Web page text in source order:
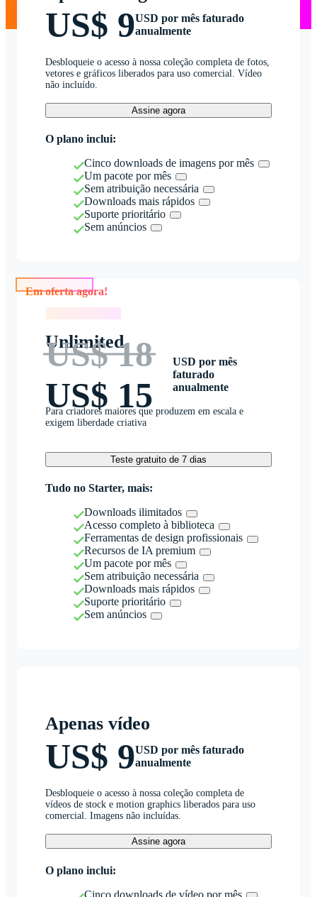
US$ 9USD por mês faturado
anualmente
Desbloqueie o acesso à nossa coleção completa de fotos,
vetores e gráficos liberados para uso comercial. Vídeo
não incluído.
Assine agora
O plano inclui:
Cinco downloads de imagens por mês
Um pacote por mês
Sem atribuição necessária
Downloads mais rápidos
Suporte prioritário
Sem anúncios
Unlimited
US$ 18
US$ 15
USD por mês
faturado
anualmente
Para criadores maiores que produzem em escala e
exigem liberdade criativa
Teste gratuito de 7 dias
Tudo no Starter, mais:
Downloads ilimitados
Acesso completo à biblioteca
Ferramentas de design profissionais
Recursos de IA premium
Um pacote por mês
Sem atribuição necessária
Downloads mais rápidos
Suporte prioritário
Sem anúncios
Apenas vídeo
US$ 9USD por mês faturado
anualmente
Desbloqueie o acesso à nossa coleção completa de
vídeos de stock e motion graphics liberados para uso
comercial. Imagens não incluídas.
Assine agora
O plano inclui:
Cinco downloads de vídeo por mês